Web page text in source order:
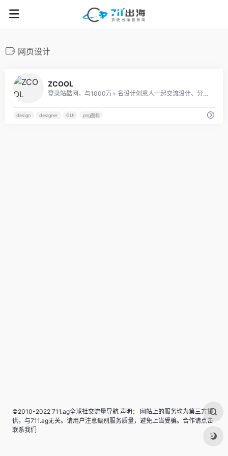
网页设计
ZCOOL
登录站酷网，与1000万+ 名设计创意人一起交流设计、分享快乐吧！
design designer GUI png图标
©2010-2022 711.ag全球社交流量导航 声明： 网站上的服务均为第三方提
供，与711.ag无关。请用户注意甄别服务质量，避免上当受骗。合作请点击
联系我们